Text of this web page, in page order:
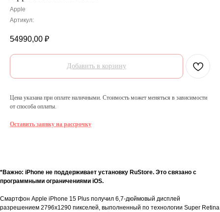
Apple
Артикул:
54990,00 ₽
Добавить в корзину
Цена указана при оплате наличными. Стоимость может меняться в зависимости
от способа оплаты.
Оставить заявку на рассрочку
*Важно: iPhone не поддерживает установку RuStore. Это связано с
программными ограничениями iOS.
Смартфон Apple iPhone 15 Plus получил 6,7-дюймовый дисплей
разрешением 2796x1290 пикселей, выполненный по технологии Super Retina